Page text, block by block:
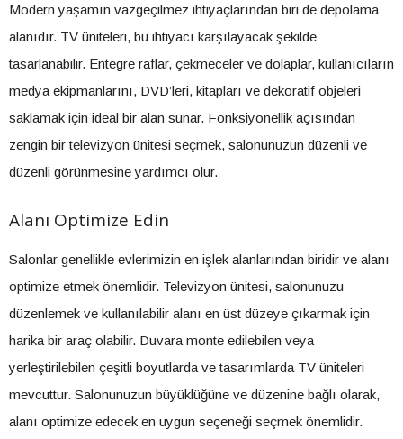
Modern yaşamın vazgeçilmez ihtiyaçlarından biri de depolama
alanıdır. TV üniteleri, bu ihtiyacı karşılayacak şekilde
tasarlanabilir. Entegre raflar, çekmeceler ve dolaplar, kullanıcıların
medya ekipmanlarını, DVD’leri, kitapları ve dekoratif objeleri
saklamak için ideal bir alan sunar. Fonksiyonellik açısından
zengin bir televizyon ünitesi seçmek, salonunuzun düzenli ve
düzenli görünmesine yardımcı olur.
Alanı Optimize Edin
Salonlar genellikle evlerimizin en işlek alanlarından biridir ve alanı
optimize etmek önemlidir. Televizyon ünitesi, salonunuzu
düzenlemek ve kullanılabilir alanı en üst düzeye çıkarmak için
harika bir araç olabilir. Duvara monte edilebilen veya
yerleştirilebilen çeşitli boyutlarda ve tasarımlarda TV üniteleri
mevcuttur. Salonunuzun büyüklüğüne ve düzenine bağlı olarak,
alanı optimize edecek en uygun seçeneği seçmek önemlidir.